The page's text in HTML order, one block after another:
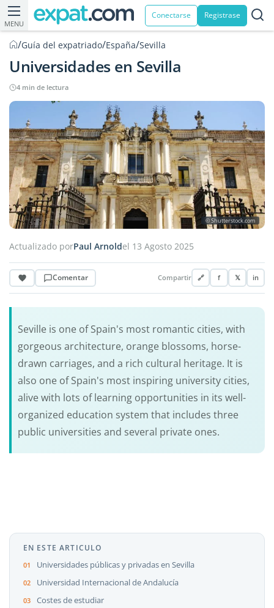
MENU
Conectarse Registrase
/Guía del expatriado/España/Sevilla
Universidades en Sevilla
4 min de lectura
© Shutterstock.com
Actualizado porPaul Arnoldel 13 Agosto 2025
Comentar Compartir 🔗 f 𝕏 in
Seville is one of Spain's most romantic cities, with
gorgeous architecture, orange blossoms, horse-
drawn carriages, and a rich cultural heritage. It is
also one of Spain's most inspiring university cities,
alive with lots of learning opportunities in its well-
organized education system that includes three
public universities and several private ones.
EN ESTE ARTICULO
Universidades públicas y privadas en Sevilla
Universidad Internacional de Andalucía
Costes de estudiar